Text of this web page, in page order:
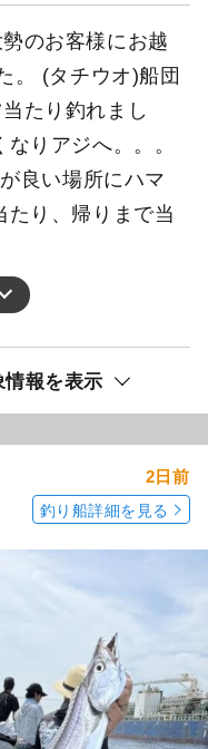
のお客様にお越
。 (タチウオ)船団
たり釣れまし
りアジへ。。。
良い場所にハマ
り、帰りまで当
報を表示
2日前
釣り船詳細を見る